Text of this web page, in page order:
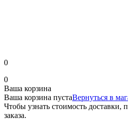
0
0
Ваша корзина
Ваша корзина пустаВернуться в
Чтобы узнать стоимость
заказа.